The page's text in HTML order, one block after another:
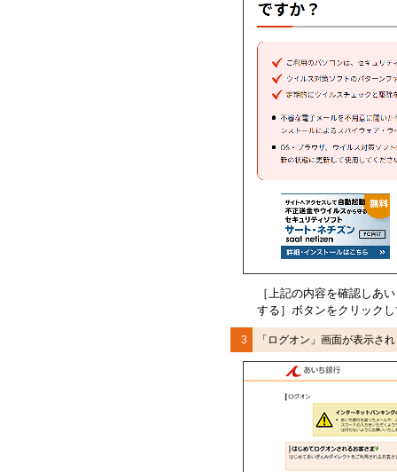
［上記の内容を確認しあ
する］ボタンをクリック
3 「ログオン」画面が表示さ